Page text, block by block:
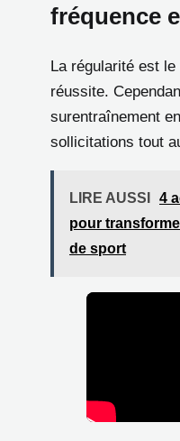
fréquence
La régularité est
réussite.
surentraînement
sollicitations tout
LIRE AUSSI
4
pour
de sport